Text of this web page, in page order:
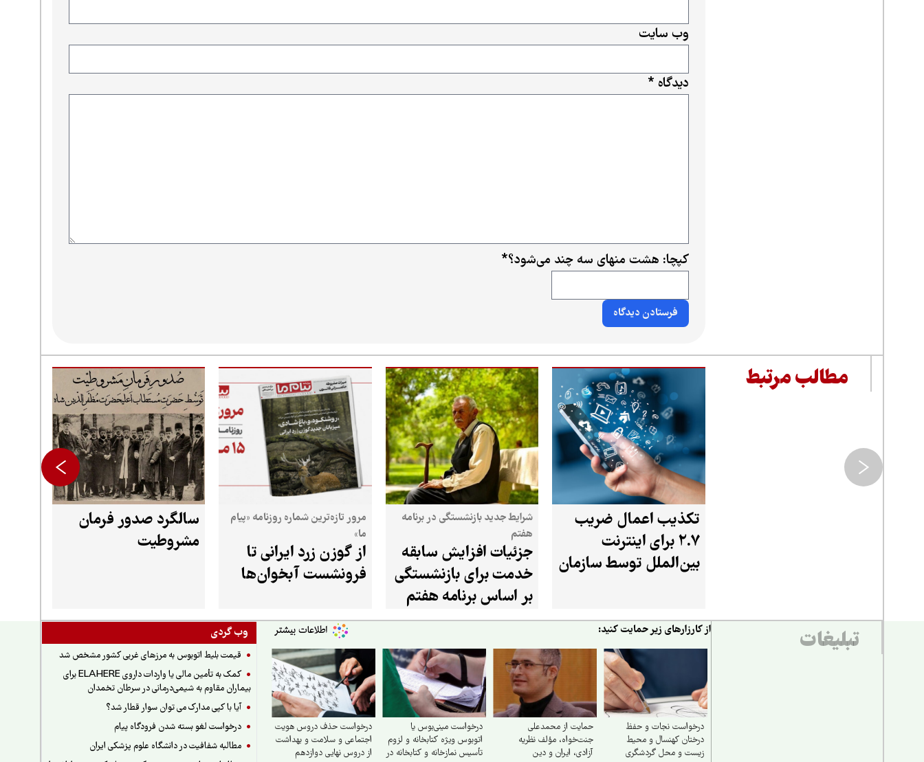
دیدگاه *
وب‌ سایت
کپچا: هشت منهای سه چند می‌شود؟*
مطالب مرتبط
تکذیب اعمال ضریب
۲.۷ برای اینترنت
بین‌الملل توسط سازمان
شرایط جدید بازنشستگی در برنامه
هفتم
جزئیات افزایش سابقه
خدمت برای بازنشستگی
بر اساس برنامه هفتم
مرور تازه‌ترین شماره روزنامه «پیام
ما»
از گوزن زرد ایرانی تا
فرونشست آبخوان‌ها
سالگرد صدور فرمان
مشروطیت
تبلیغات وب گردی
قیمت بلیط اتوبوس به مرزهای غربی کشور مشخص شد
کمک به تأمین مالی یا واردات داروی ELAHERE برای
بیماران مقاوم به شیمی‌درمانی در سرطان تخمدان
آیا با کپی مدارک می توان سوار قطار شد؟
درخواست لغو بسته شدن فرودگاه پیام
مطالبه شفافیت در دانشگاه علوم پزشکی ایران
از کارزارهای زیر حمایت کنید:
درخواست نجات و حفظ
درختان کهنسال و محیط
زیست و محل گردشگری
حمایت از محمدعلی
جنت‌خواه، مؤلف نظریه
آزادی، ایران و دین
درخواست مینی‌بوس یا
اتوبوس ویژه کتابخانه و لزوم
تأسیس نمازخانه و کتابخانه در
درخواست حذف دروس هویت
اجتماعی و سلامت و بهداشت
از دروس نهایی دوازدهم